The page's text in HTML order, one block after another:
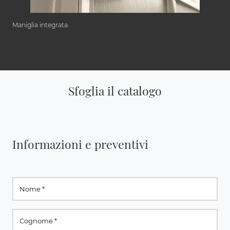
Maniglia integrata
Sfoglia il catalogo
Informazioni e preventivi